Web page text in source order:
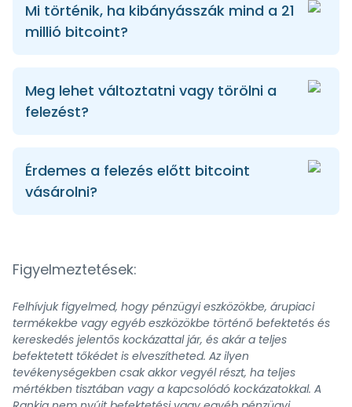
Mi történik, ha kibányásszák mind a 21
millió bitcoint?
Meg lehet változtatni vagy törölni a
felezést?
Érdemes a felezés előtt bitcoint
vásárolni?
Figyelmeztetések:
Felhívjuk figyelmed, hogy pénzügyi eszközökbe, árupiaci
termékekbe vagy egyéb eszközökbe történő befektetés és
kereskedés jelentős kockázattal jár, és akár a teljes
befektetett tőkédet is elveszítheted. Az ilyen
tevékenységekben csak akkor vegyél részt, ha teljes
mértékben tisztában vagy a kapcsolódó kockázatokkal. A